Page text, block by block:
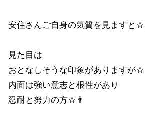
安住さんご自身の気質を見ますと
見た目は
おとなしそうな印象がありますが☆
内面は強い意志と根性があり
忍耐と努力の方☆👨